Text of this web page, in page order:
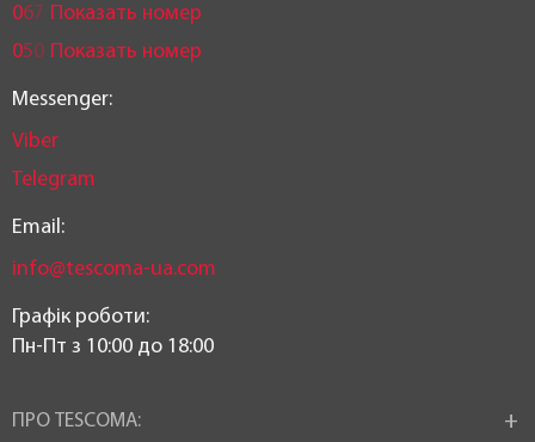
067 Показать номер
050 Показать номер
Messenger:
Viber
Telegram
Email:
info@tescoma-ua.com
Графік роботи:
Пн-Пт з 10:00 до 18:00
ПРО TESCOMA: